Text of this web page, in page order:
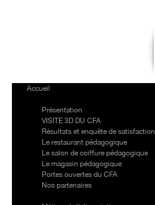
Accueil
Présentation
VISITE 3D DU CFA
Résultats et enquête de satisfaction
Le restaurant pédagogique
Le salon de coiffure pédagogique
Le magasin pédagogique
Portes ouvertes du CFA
Nos partenaires